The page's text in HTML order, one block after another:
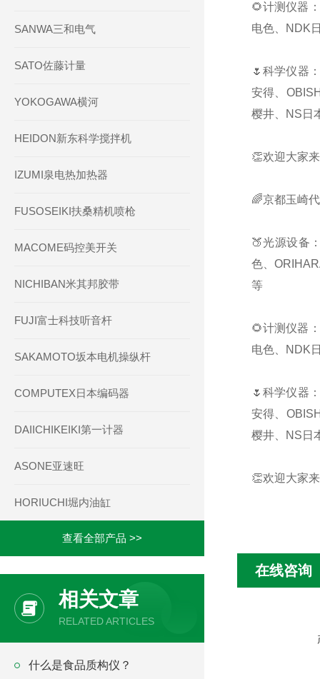
🌻计测仪器
电色、NDK
🌷科学仪器
安得、
樱井、NS日
👏欢迎大家
🌈京都玉崎
🍑光源设备
色、
等
🌻计测仪器
电色、NDK
🌷科学仪器
安得、
樱井、NS日
👏欢迎大家
在线咨询
SANWA三和电气
SATO佐藤计量
YOKOGAWA横河
HEIDON新东科学搅拌机
IZUMI泉电热加热器
FUSOSEIKI扶桑精机喷枪
MACOME码控美开关
NICHIBAN米其邦胶带
FUJI富士科技听音杆
SAKAMOTO坂本电机操纵杆
COMPUTEX日本编码器
DAIICHIKEIKI第一计器
ASONE亚速旺
HORIUCHI堀内油缸
查看全部产品 >>
相关文章
RELATED ARTICLES
什么是食品质构仪？